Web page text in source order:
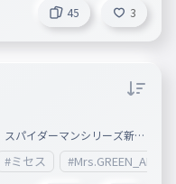
45 3
パイダーマンシリーズ新た
ン ブランド・ニュー・デ
ル ・ハイフン以外の記号は
べて小文字 ・頑張ろう
#ミセス #Mrs.GREEN_APPLE